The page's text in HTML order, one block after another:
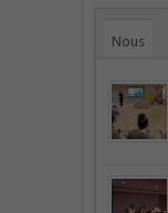
Nous